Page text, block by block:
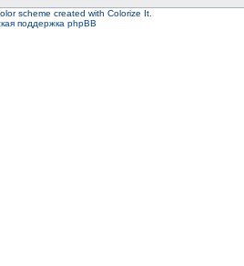
scheme created with Colorize It.
поддержка phpBB